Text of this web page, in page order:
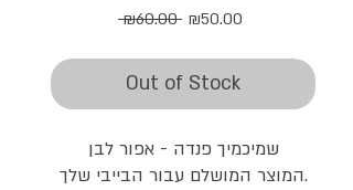
₪60.00 Regular
₪50.00
Out of Stock
שמיכמיך פנדה - אפור לבן
המוצר המושלם עבור הבייבי שלך.